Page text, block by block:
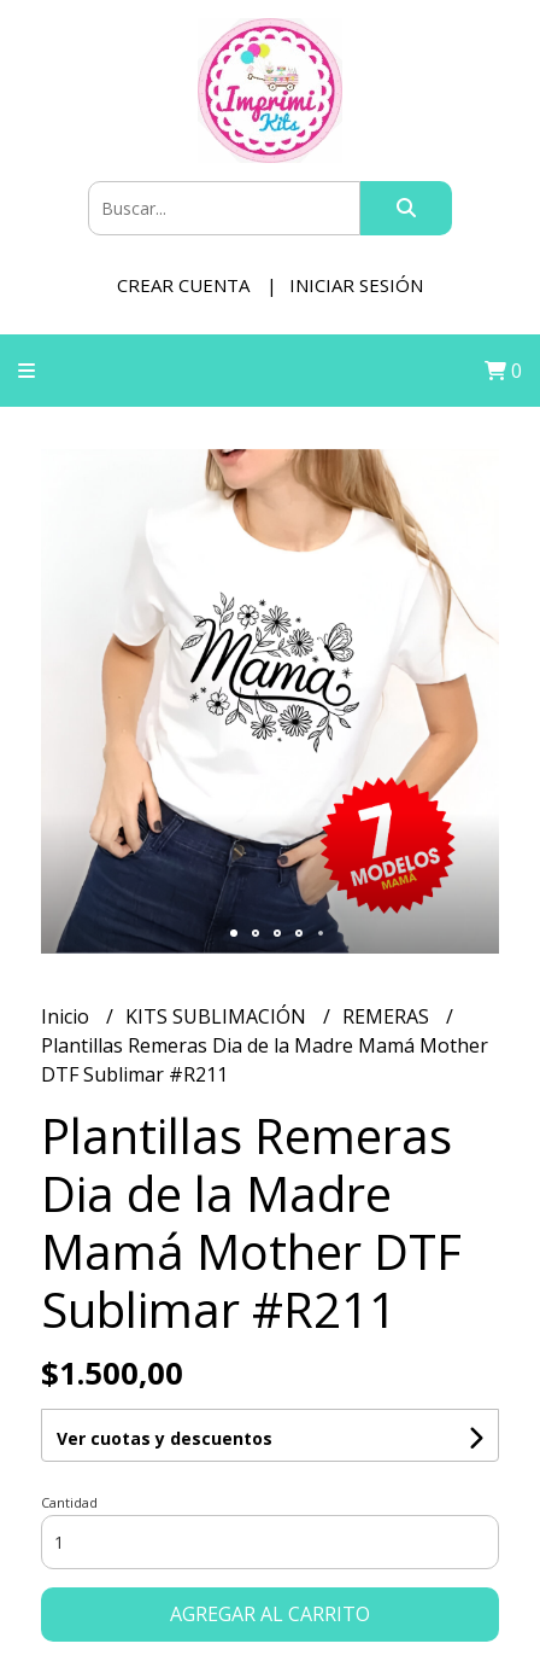
CREAR CUENTA INICIAR SESIÓN
0
Inicio KITS SUBLIMACIÓN
REMERAS
Plantillas Remeras Dia de la Madre Mamá Mother
DTF Sublimar #R211
Plantillas Remeras
Dia de la Madre
Mamá Mother DTF
Sublimar #R211
$1.500,00
Ver cuotas y descuentos
Cantidad
AGREGAR AL CARRITO